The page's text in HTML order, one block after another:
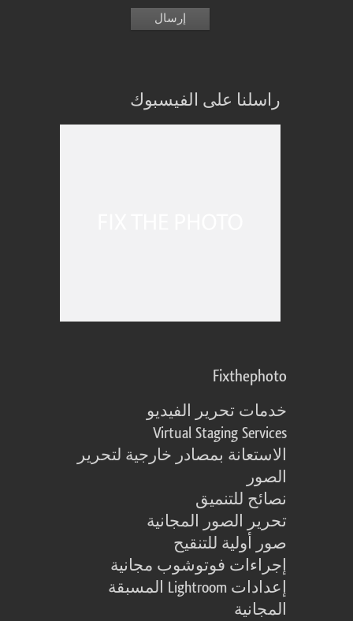
راسلنا على الفيسبوك
Fixthephoto
خدمات تحرير الفيديو
Virtual Staging Services
الاستعانة بمصادر خارجية لتحرير
الصور
نصائح للتنميق
تحرير الصور المجانية
صور أولية للتنقيح
إجراءات فوتوشوب مجانية
إعدادات Lightroom المسبقة
المجانية